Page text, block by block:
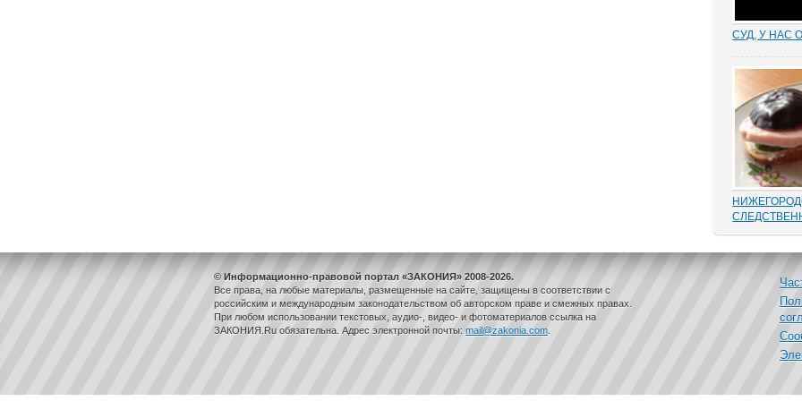
СУД, У НАС
результат
добиться
маховик
площадках
В этом деле
папке
одного и
дела, до
законам...
© Информационно-правовой портал «ЗАКОНИЯ» 2008-2026.
Все права, на любые материалы, размещенные на сайте, защищены в соответствии с
российским и международным законодательством об авторском праве и смежных правах.
При любом использовании текстовых, аудио-, видео- и фотоматериалов ссылка на
ЗАКОНИЯ.Ru обязательна. Адрес электронной почты: mail@zakonia.com